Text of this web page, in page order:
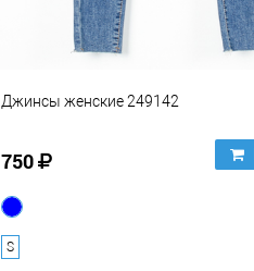
Джинсы женские 249142
750
S